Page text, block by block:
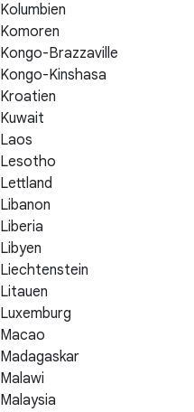
Kolumbien
Komoren
Kongo-Brazzaville
Kongo-Kinshasa
Kroatien
Kuwait
Laos
Lesotho
Lettland
Libanon
Liberia
Libyen
Liechtenstein
Litauen
Luxemburg
Macao
Madagaskar
Malawi
Malaysia